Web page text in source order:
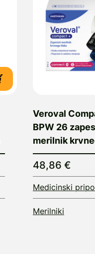
Veroval
BPW 26
merilnik
48,86 €
Medicinski
Merilniki